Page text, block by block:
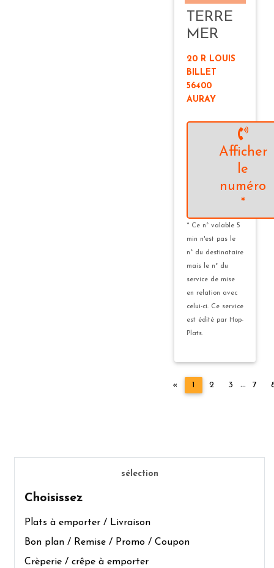
TERRE
MER
20 R LOUIS
BILLET
56400
AURAY
Afficher
le
numéro
*
* Ce n° valable 5
min n'est pas le
n° du destinataire
mais le n° du
service de mise
en relation avec
celui-ci. Ce service
est édité par Hop-
Plats.
« Précédent
1 2 3 ... 7
sélection
Choisissez
Plats à emporter / Livraison
Bon plan / Remise / Promo / Coupon
Crèperie / crêpe à emporter